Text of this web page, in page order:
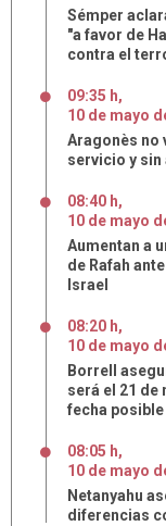
Sémper
"a favor de
contra el
09:35 h,
10 de mayo
Aragonès no
servicio y
08:40 h,
10 de mayo
Aumentan a
de Rafah
Israel
08:20 h,
10 de mayo
Borrell
será el 21 de
fecha posible
08:05 h,
10 de mayo
Netanyahu
diferencias